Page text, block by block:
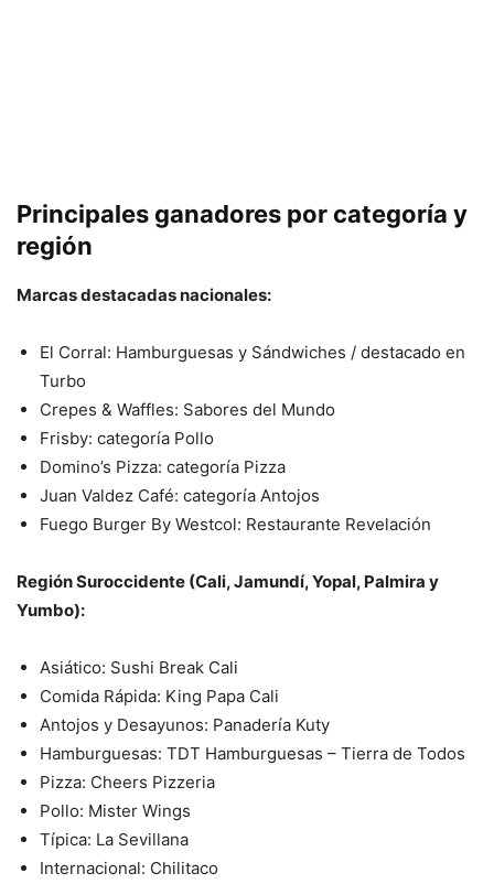
Principales ganadores por categoría y
región
Marcas destacadas nacionales:
El Corral: Hamburguesas y Sándwiches / destacado en
Turbo
Crepes & Waffles: Sabores del Mundo
Frisby: categoría Pollo
Domino’s Pizza: categoría Pizza
Juan Valdez Café: categoría Antojos
Fuego Burger By Westcol: Restaurante Revelación
Región Suroccidente (Cali, Jamundí, Yopal, Palmira y
Yumbo):
Asiático: Sushi Break Cali
Comida Rápida: King Papa Cali
Antojos y Desayunos: Panadería Kuty
Hamburguesas: TDT Hamburguesas – Tierra de Todos
Pizza: Cheers Pizzeria
Pollo: Mister Wings
Típica: La Sevillana
Internacional: Chilitaco